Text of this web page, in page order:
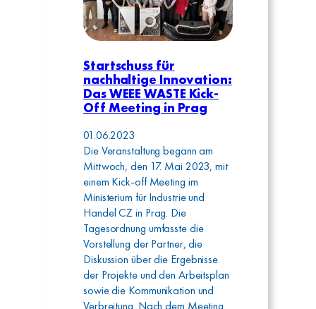
Startschuss für
nachhaltige Innovation:
Das WEEE WASTE Kick-
Off Meeting in Prag
01.06.2023
Die Veranstaltung begann am
Mittwoch, den 17. Mai 2023, mit
einem Kick-off Meeting im
Ministerium für Industrie und
Handel CZ in Prag. Die
Tagesordnung umfasste die
Vorstellung der Partner, die
Diskussion über die Ergebnisse
der Projekte und den Arbeitsplan
sowie die Kommunikation und
Verbreitung. Nach dem Meeting